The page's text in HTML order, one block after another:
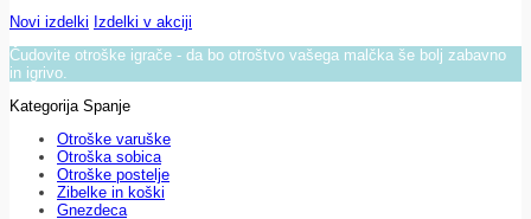
Novi izdelki Izdelki v akciji
Čudovite otroške igrače - da bo otroštvo vašega malčka še bolj zabavno
in igrivo.
Kategorija Spanje
Otroške varuške
Otroška sobica
Otroške postelje
Zibelke in koški
Gnezdeca